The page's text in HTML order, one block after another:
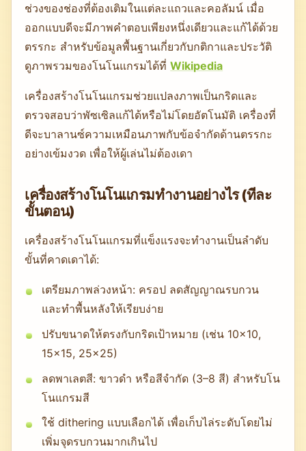
ช่วงของช่องที่ต้องเติมในแต่ละแถวและคอลัมน์ เมื่อ
ออกแบบดีจะมีภาพคำตอบเพียงหนึ่งเดียวและแก้ได้ด้วย
ตรรกะ สำหรับข้อมูลพื้นฐานเกี่ยวกับกติกาและประวัติ
ดูภาพรวมของโนโนแกรมได้ที่Wikipedia
เครื่องสร้างโนโนแกรมช่วยแปลงภาพเป็นกริดและ
ตรวจสอบว่าพัซเซิลแก้ได้หรือไม่โดยอัตโนมัติ เครื่องที่
ดีจะบาลานซ์ความเหมือนภาพกับข้อจำกัดด้านตรรกะ
อย่างเข้มงวด เพื่อให้ผู้เล่นไม่ต้องเดา
เครื่องสร้างโนโนแกรมทำงานอย่างไร (ทีละ
ขั้นตอน)
เครื่องสร้างโนโนแกรมที่แข็งแรงจะทำงานเป็นลำดับ
ขั้นที่คาดเดาได้:
เตรียมภาพล่วงหน้า: ครอป ลดสัญญาณรบกวน
และทำพื้นหลังให้เรียบง่าย
ปรับขนาดให้ตรงกับกริดเป้าหมาย (เช่น 10×10,
15×15, 25×25)
ลดพาเลตสี: ขาวดำ หรือสีจำกัด (3–8 สี) สำหรับโน
โนแกรมสี
ใช้ dithering แบบเลือกได้ เพื่อเก็บไล่ระดับโดยไม่
เพิ่มจุดรบกวนมากเกินไป